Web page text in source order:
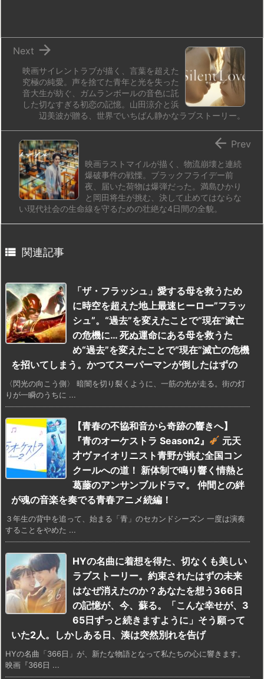
映画サイレントラブが描く、言葉を超えた
究極の純愛。声を捨てた青年と光を失った
音大生が紡ぐ、ガムランボールの音色に託
した切なすぎる初恋の記憶。山田涼介と浜
辺美波が贈る、世界でいちばん静かなラブストーリー。

Next
映画ラストマイルが描く、物流崩壊と連続
爆破事件の戦慄。ブラックフライデー前
夜、届いた荷物は爆弾だった。満島ひかり
と岡田将生が挑む、決して止めてはならな
い現代社会の生命線を守るための壮絶な4日間の全貌。
 Prev
 関連記事
「ザ・フラッシュ」愛する母を救うため
に時空を超えた地上最速ヒーロー”フラッ
シュ”。“過去”を変えたことで“現在”滅亡
の危機に… 死ぬ運命にある母を救うた
め“過去”を変えたことで“現在”滅亡の危機
を招いてしまう。かつてスーパーマンが倒したはずの
〈閃光の向こう側〉 暗闇を切り裂くように、一筋の光が走る。街の灯
りが一瞬のうちに ...
【青春の不協和音から奇跡の響きへ】
『青のオーケストラ Season2』
元天
才ヴァイオリニスト青野が挑む全国コン
クールへの道！ 新体制で鳴り響く情熱と
葛藤のアンサンブルドラマ。 仲間との絆
が魂の音楽を奏でる青春アニメ続編！
３年生の背中を追って、始まる「青」のセカンドシーズン 一度は演奏
することをやめた ...
HYの名曲に着想を得た、切なくも美しい
ラブストーリー。約束されたはずの未来
はなぜ消えたのか？あなたを想う366日
の記憶が、今、蘇る。「こんな幸せが、3
65日ずっと続きますように」そう願って
いた2人。しかしある日、湊は突然別れを告げ
HYの名曲「366日」が、新たな物語となって私たちの心に響きます。
映画『366日 ...